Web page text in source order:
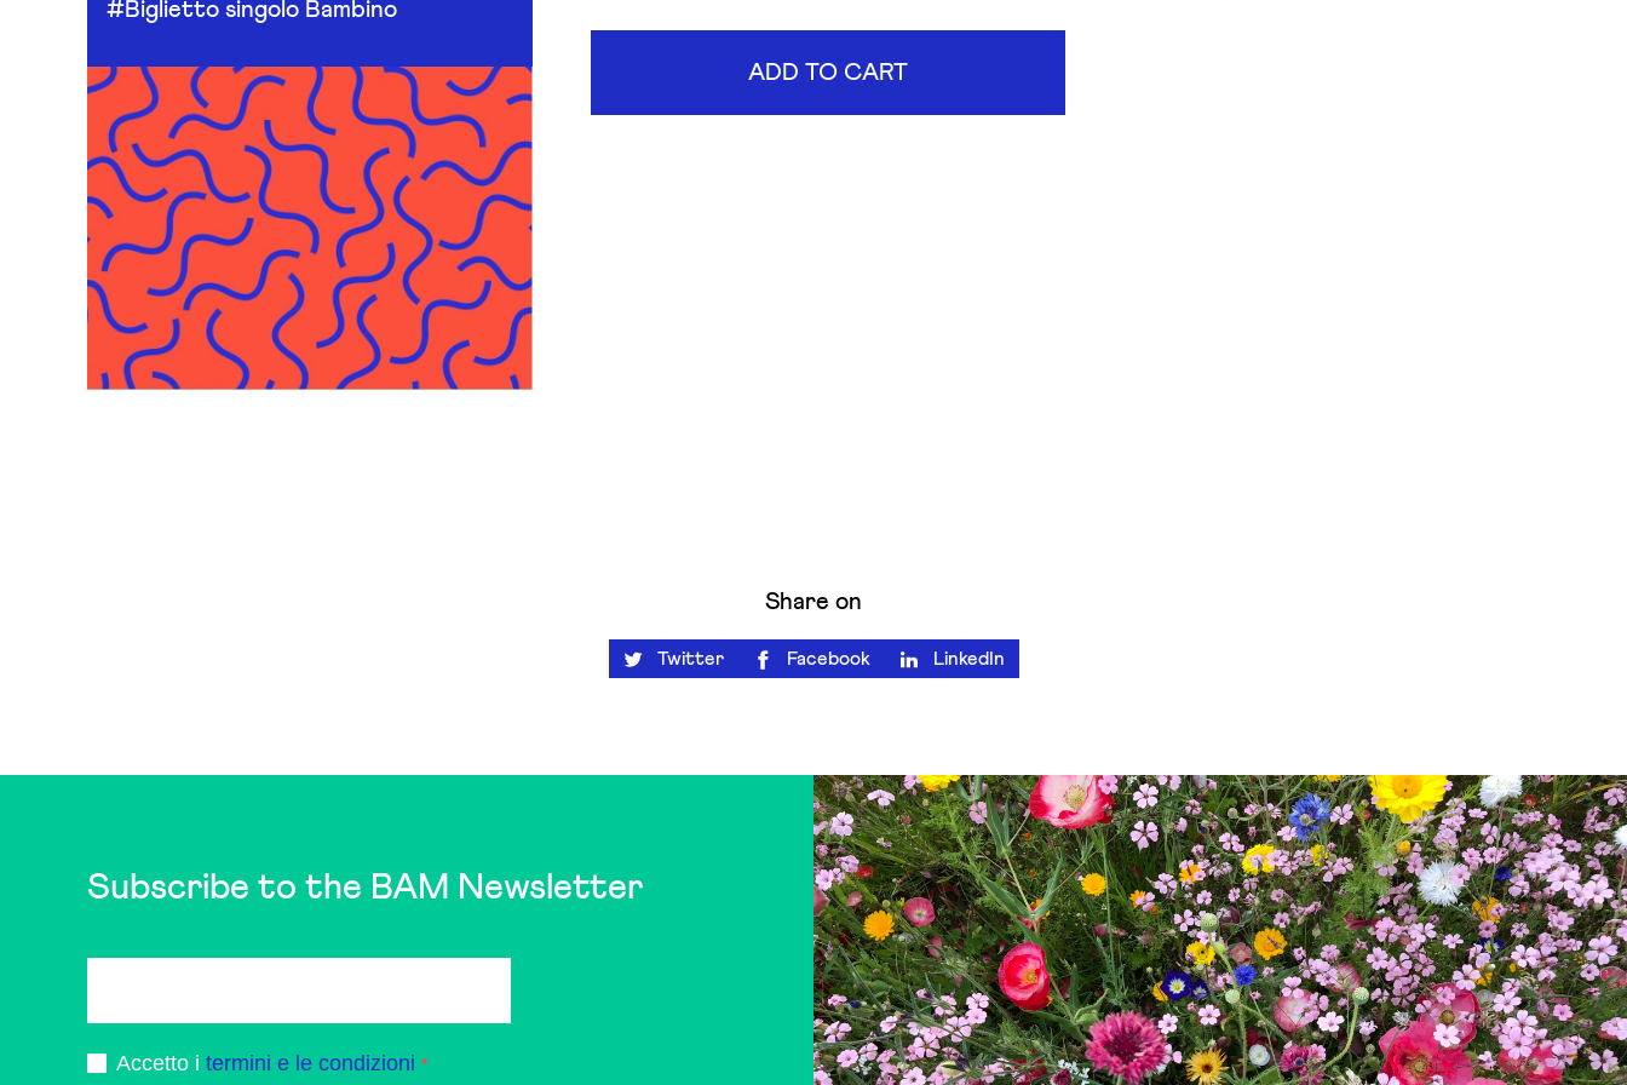
#Biglietto singolo Bambino
ADD TO CART
Share on
Twitter Facebook LinkedIn
Subscribe to the BAM Newsletter
Accetto i termini e le condizioni